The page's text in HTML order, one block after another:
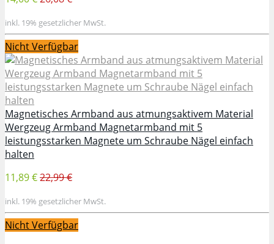
inkl. 19% gesetzlicher MwSt.
Nicht Verfügbar
Magnetisches Armband aus atmungsaktivem Material
Wergzeug Armband Magnetarmband mit 5
leistungsstarken Magnete um Schraube Nägel einfach
halten
11,89 €22,99 €
inkl. 19% gesetzlicher MwSt.
Nicht Verfügbar